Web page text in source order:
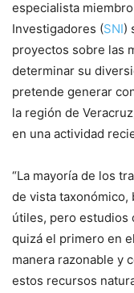
especialista
Investigadores (SNI)
proyectos sobre las
determinar su
pretende generar
la región de
en una actividad
“La mayoría de los
de vista taxonómico,
útiles, pero estudios
quizá el primero en
manera razonable y
estos recursos